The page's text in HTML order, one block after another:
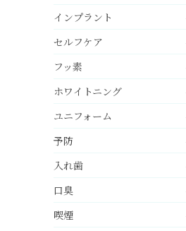
インプラント
セルフケア
フッ素
ホワイトニング
ユニフォーム
予防
入れ歯
口臭
喫煙